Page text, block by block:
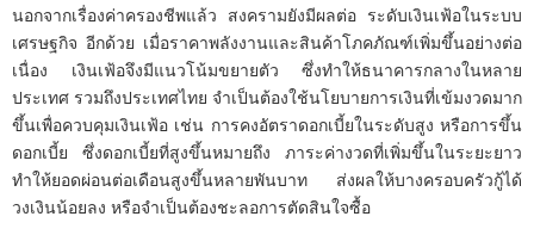
นอกจากเรื่องค่าครองชีพแล้ว สงครามยังมีผลต่อ ระดับเงินเฟ้อในระบบ
เศรษฐกิจ อีกด้วย เมื่อราคาพลังงานและสินค้าโภคภัณฑ์เพิ่มขึ้นอย่างต่อ
เนื่อง เงินเฟ้อจึงมีแนวโน้มขยายตัว ซึ่งทำให้ธนาคารกลางในหลาย
ประเทศ รวมถึงประเทศไทย จำเป็นต้องใช้นโยบายการเงินที่เข้มงวดมาก
ขึ้นเพื่อควบคุมเงินเฟ้อ เช่น การคงอัตราดอกเบี้ยในระดับสูง หรือการขึ้น
ดอกเบี้ย ซึ่งดอกเบี้ยที่สูงขึ้นหมายถึง ภาระค่างวดที่เพิ่มขึ้นในระยะยาว
ทำให้ยอดผ่อนต่อเดือนสูงขึ้นหลายพันบาท ส่งผลให้บางครอบครัวกู้ได้
วงเงินน้อยลง หรือจำเป็นต้องชะลอการตัดสินใจซื้อ